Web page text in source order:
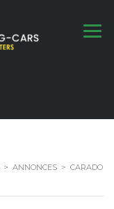
> ANNONCES > CARADO